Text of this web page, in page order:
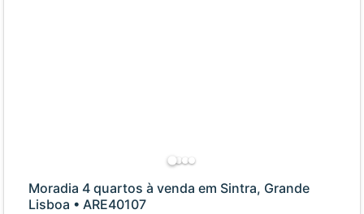
Moradia 4 quartos à venda em Sintra, Grande
Lisboa • ARE40107